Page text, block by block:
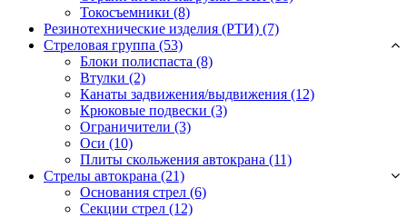
Токосъемники (8)
Резинотехнические изделия (РТИ) (7)
Стреловая группа (53)
Блоки полиспаста (8)
Втулки (2)
Канаты задвижения/выдвижения (12)
Крюковые подвески (3)
Ограничители (3)
Оси (10)
Плиты скольжения автокрана (11)
Стрелы автокрана (21)
Основания стрел (6)
Секции стрел (12)